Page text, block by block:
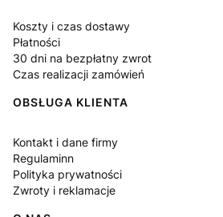
Koszty i czas dostawy
Płatności
30 dni na bezpłatny zwrot
Czas realizacji zamówień
OBSŁUGA KLIENTA
Kontakt i dane firmy
Regulaminn
Polityka prywatności
Zwroty i reklamacje